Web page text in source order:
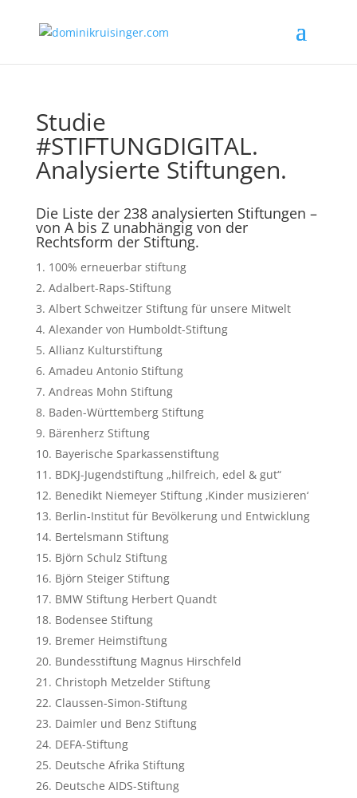
Studie
#STIFTUNGDIGITAL.
Analysierte Stiftungen.
Die Liste der 238 analysierten Stiftungen –
von A bis Z unabhängig von der
Rechtsform der Stiftung.
100% erneuerbar stiftung
Adalbert-Raps-Stiftung
Albert Schweitzer Stiftung für unsere Mitwelt
Alexander von Humboldt-Stiftung
Allianz Kulturstiftung
Amadeu Antonio Stiftung
Andreas Mohn Stiftung
Baden-Württemberg Stiftung
Bärenherz Stiftung
Bayerische Sparkassenstiftung
BDKJ-Jugendstiftung „hilfreich, edel & gut“
Benedikt Niemeyer Stiftung ‚Kinder musizieren‘
Berlin-Institut für Bevölkerung und Entwicklung
Bertelsmann Stiftung
Björn Schulz Stiftung
Björn Steiger Stiftung
BMW Stiftung Herbert Quandt
Bodensee Stiftung
Bremer Heimstiftung
Bundesstiftung Magnus Hirschfeld
Christoph Metzelder Stiftung
Claussen-Simon-Stiftung
Daimler und Benz Stiftung
DEFA-Stiftung
Deutsche Afrika Stiftung
Deutsche AIDS-Stiftung